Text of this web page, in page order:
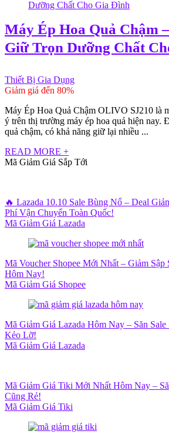
Máy Ép Hoa Quả Chậm
Giữ Trọn Dưỡng Chất
Thiết Bị Gia Dụng
Giảm giá đến 80%
Máy Ép Hoa Quả Chậm OLIVO SJ210 là
ý trên thị trường máy ép hoa quả hiện nay.
quả chậm, có khả năng giữ lại nhiều ...
READ MORE +
Mã Giảm Giá Sắp Tới
🔥 Lazada 10.10 Sale Bùng Nổ – Deal
Phí Vận Chuyển Toàn Quốc!
Mã Giảm Giá Lazada
Mã Voucher Shopee Mới Nhất – Giảm Sập
Hôm Nay!
Mã Giảm Giá Shopee
Mã Giảm Giá Lazada Hôm Nay – Săn Sale
Kẻo Lỡ!
Mã Giảm Giá Lazada
Mã Giảm Giá Tiki Mới Nhất Hôm Nay –
Cũng Rẻ!
Mã Giảm Giá Tiki